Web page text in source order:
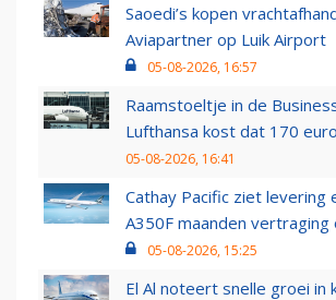
Saoedi’s kopen
Aviapartner op Luik Airport
05-08-2026, 16:57
Raamstoeltje in de
Lufthansa kost dat 170
05-08-2026, 16:41
Cathay Pacific ziet levering
A350F maanden vertraging
05-08-2026, 15:25
El Al noteert snelle groei in